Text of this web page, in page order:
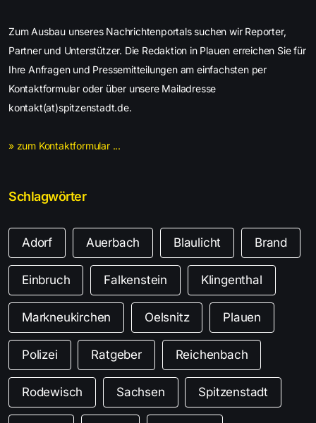
Zum Ausbau unseres Nachrichtenportals suchen wir Reporter,
Partner und Unterstützer. Die Redaktion in Plauen erreichen Sie für
Ihre Anfragen und Pressemitteilungen am einfachsten per
Kontaktformular oder über unsere Mailadresse
kontakt(at)spitzenstadt.de.
» zum Kontaktformular ...
Schlagwörter
Adorf Auerbach Blaulicht Brand
Einbruch Falkenstein Klingenthal
Markneukirchen Oelsnitz Plauen
Polizei Ratgeber Reichenbach
Rodewisch Sachsen Spitzenstadt